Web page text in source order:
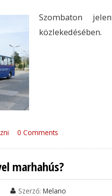
Szombaton
közlekedésében.
0 Comments
marhahús?
Szerző: Melano